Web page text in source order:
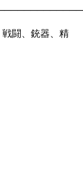
戦闘、銃器、精